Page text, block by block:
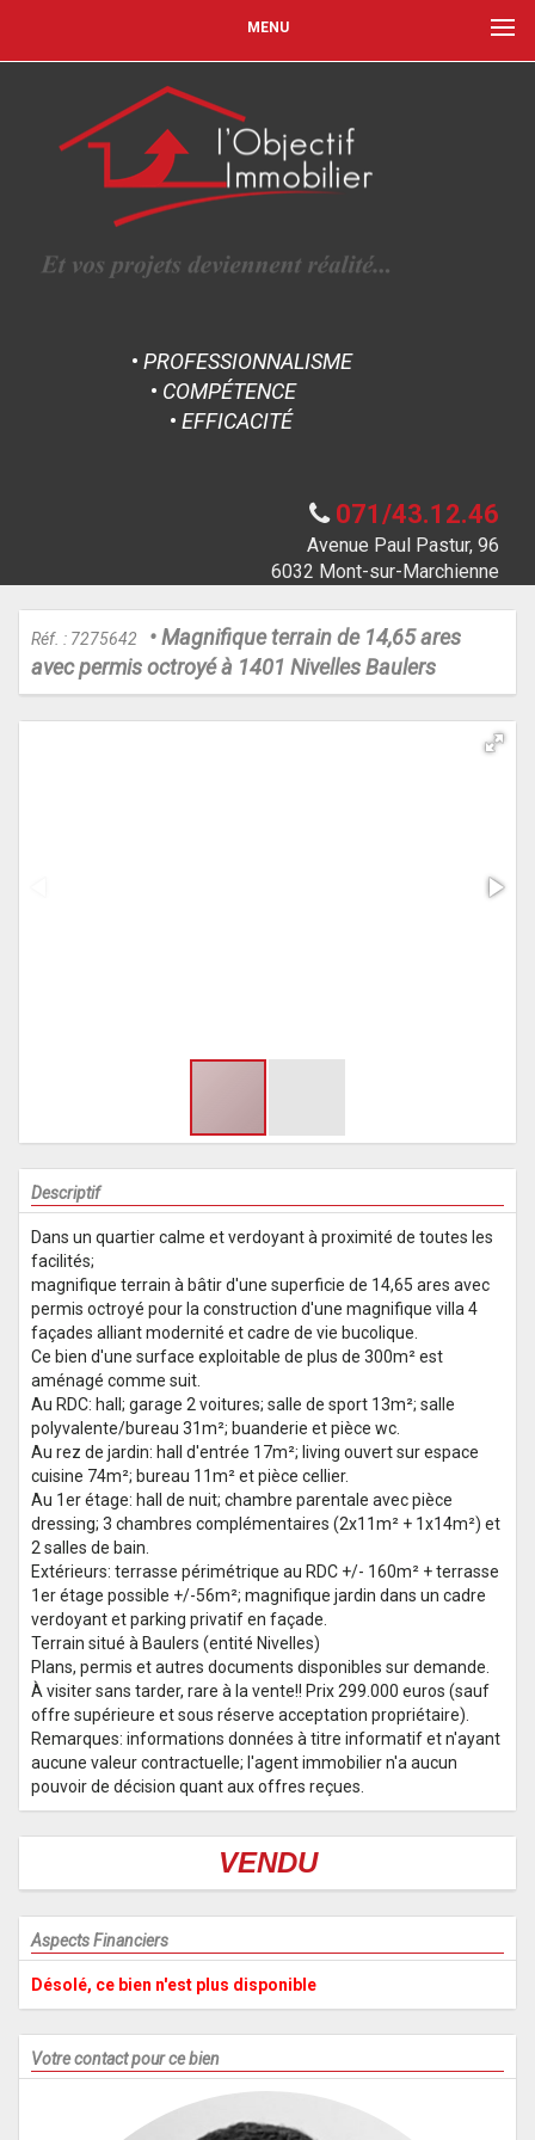
MENU
• PROFESSIONNALISME
• COMPÉTENCE
• EFFICACITÉ
071/43.12.46
Avenue Paul Pastur, 96
6032 Mont-sur-Marchienne
Réf. : 7275642
• Magnifique terrain de 14,65 ares
avec permis octroyé à 1401 Nivelles Baulers
Descriptif
Dans un quartier calme et verdoyant à proximité de toutes les
facilités;
magnifique terrain à bâtir d'une superficie de 14,65 ares avec
permis octroyé pour la construction d'une magnifique villa 4
façades alliant modernité et cadre de vie bucolique.
Ce bien d'une surface exploitable de plus de 300m² est
aménagé comme suit.
Au RDC: hall; garage 2 voitures; salle de sport 13m²; salle
polyvalente/bureau 31m²; buanderie et pièce wc.
Au rez de jardin: hall d'entrée 17m²; living ouvert sur espace
cuisine 74m²; bureau 11m² et pièce cellier.
Au 1er étage: hall de nuit; chambre parentale avec pièce
dressing; 3 chambres complémentaires (2x11m² + 1x14m²) et
2 salles de bain.
Extérieurs: terrasse périmétrique au RDC +/- 160m² + terrasse
1er étage possible +/-56m²; magnifique jardin dans un cadre
verdoyant et parking privatif en façade.
Terrain situé à Baulers (entité Nivelles)
Plans, permis et autres documents disponibles sur demande.
À visiter sans tarder, rare à la vente!! Prix 299.000 euros (sauf
offre supérieure et sous réserve acceptation propriétaire).
Remarques: informations données à titre informatif et n'ayant
aucune valeur contractuelle; l'agent immobilier n'a aucun
pouvoir de décision quant aux offres reçues.
VENDU
Aspects Financiers
Désolé, ce bien n'est plus disponible
Votre contact pour ce bien